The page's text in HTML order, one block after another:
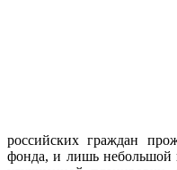
российских граждан
фонда, и лишь небольшой